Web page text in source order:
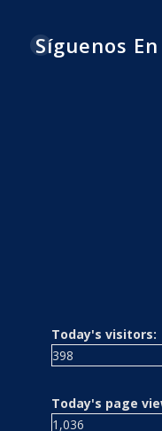
Síguenos
Today's visitors:
398
Today's page
1,036